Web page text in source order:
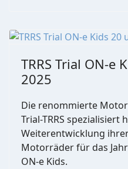
TRRS Trial ON-e
2025
Die renommierte
Trial-TRRS spezialisiert
Weiterentwicklung
Motorräder für das
ON-e Kids.